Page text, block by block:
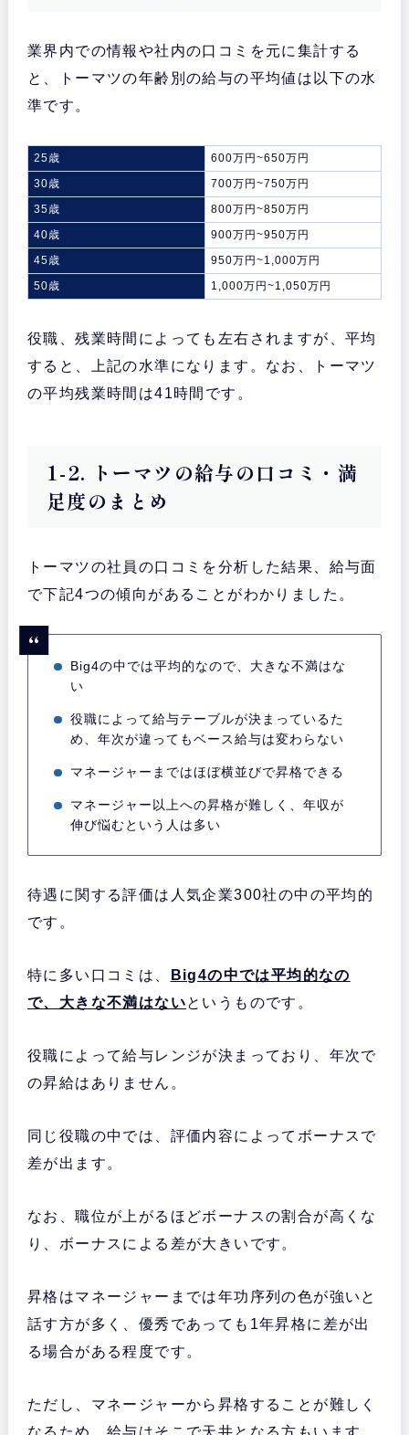
業界内での情報や社内の口コミを元に集計する
と、トーマツの年齢別の給与の平均値は以下の水
準です。
25歳
600万円~650万円
30歳
700万円~750万円
35歳
800万円~850万円
40歳
900万円~950万円
45歳
950万円~1,000万円
50歳
1,000万円~1,050万円
役職、残業時間によっても左右されますが、平均
すると、上記の水準になります。なお、トーマツ
の平均残業時間は41時間です。
1-2. トーマツの給与の口コミ・満
足度のまとめ
トーマツの社員の口コミを分析した結果、給与面
で下記4つの傾向があることがわかりました。
Big4の中では平均的なので、大きな不満はな
い
役職によって給与テーブルが決まっているた
め、年次が違ってもベース給与は変わらない
マネージャーまではほぼ横並びで昇格できる
マネージャー以上への昇格が難しく、年収が
伸び悩むという人は多い
待遇に関する評価は人気企業300社の中の平均的
です。
特に多い口コミは、
Big4の中では平均的なの
で、大きな不満はないというものです。
役職によって給与レンジが決まっており、年次で
の昇給はありません。
同じ役職の中では、評価内容によってボーナスで
差が出ます。
なお、職位が上がるほどボーナスの割合が高くな
り、ボーナスによる差が大きいです。
昇格はマネージャーまでは年功序列の色が強いと
話す方が多く、優秀であっても1年昇格に差が出
る場合がある程度です。
ただし、マネージャーから昇格することが難しく